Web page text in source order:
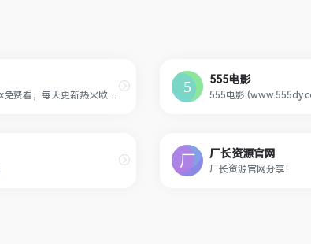
大米星球 奈飞Netflix免费看，每天更新热火欧美日韩剧，最新韩国电影，在线免费电影网，VIP视频免费看！
555电影
厂长资源官网
厂长资源官网分享！